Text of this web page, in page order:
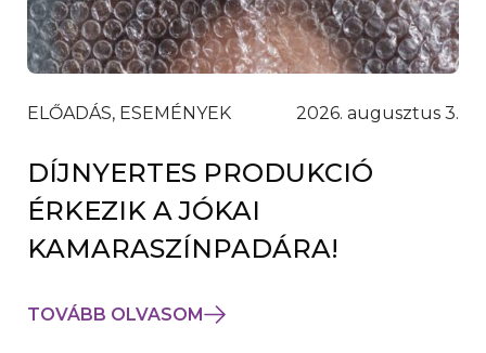
ELŐADÁS, ESEMÉNYEK 2026. augusztus 3.
DÍJNYERTES PRODUKCIÓ
ÉRKEZIK A JÓKAI
KAMARASZÍNPADÁRA!
TOVÁBB OLVASOM